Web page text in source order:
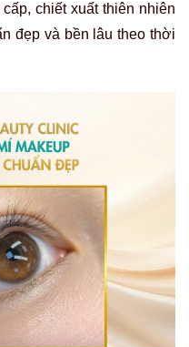
chiết xuất thiên nhiên
đẹp và bền lâu theo thời